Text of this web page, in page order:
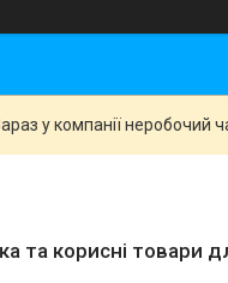
у компанії неробочий
та корисні товари